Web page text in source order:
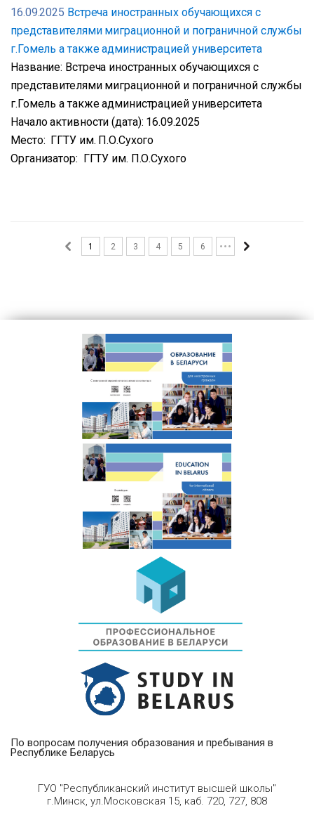
16.09.2025 Встреча иностранных обучающихся с
представителями миграционной и пограничной службы
г.Гомель а также администрацией университета
Название: Встреча иностранных обучающихся с
представителями миграционной и пограничной службы
г.Гомель а также администрацией университета
Начало активности (дата): 16.09.2025
Место: ГГТУ им. П.О.Сухого
Организатор: ГГТУ им. П.О.Сухого
1 2 3 4 5 6
По вопросам получения образования и пребывания в
Республике Беларусь
ГУО "Республиканский институт высшей школы"
г.Минск, ул.Московская 15, каб. 720, 727, 808